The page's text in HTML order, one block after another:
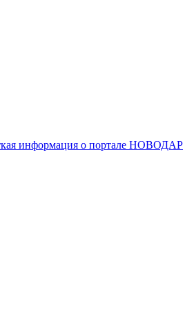
информация о портале НОВОДАР